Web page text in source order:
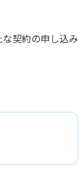
取組み
契約の申し込み